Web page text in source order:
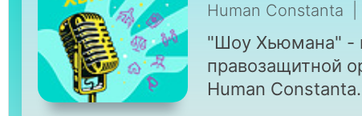
Human Constanta
"Шоу Хьюмана" -
правозащитной
Human